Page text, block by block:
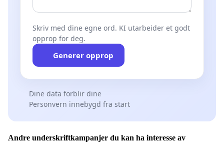
Skriv med dine egne ord. KI utarbeider et godt
opprop for deg.
Generer opprop
Dine data forblir dine
Personvern innebygd fra start
Andre underskriftkampanjer du kan ha interesse av